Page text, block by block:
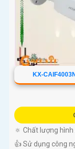
KX-
🔅 Chất lượng hình
👍 Sử dụng công